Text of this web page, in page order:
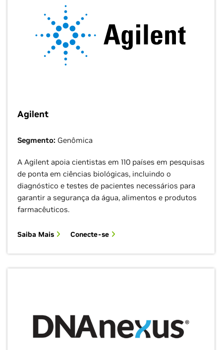
Agilent
Segmento: Genômica
A Agilent apoia cientistas em 110 países em pesquisas
de ponta em ciências biológicas, incluindo o
diagnóstico e testes de pacientes necessários para
garantir a segurança da água, alimentos e produtos
farmacêuticos.
Saiba Mais Conecte-se